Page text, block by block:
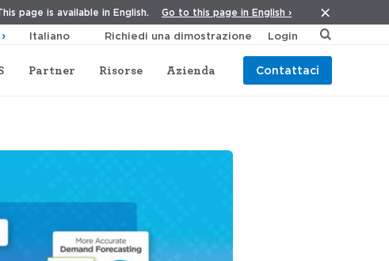
page is available in English. Go to this page in English ›
Partner Risorse Azienda Contattaci
Richiedi una dimostrazione Login